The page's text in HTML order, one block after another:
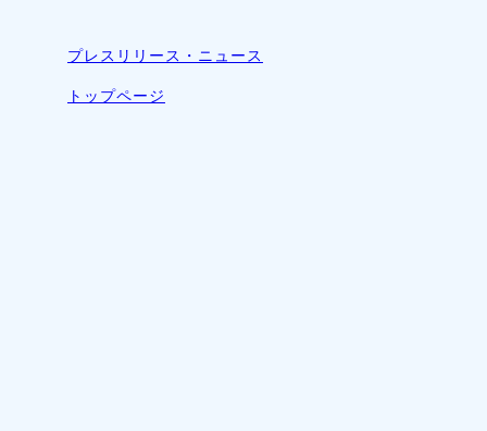
プレスリリース・ニュース
トップページ